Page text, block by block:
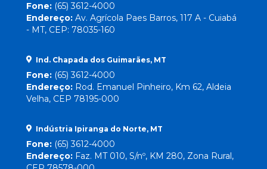
Fone: (65) 3612-4000
Endereço: Av. Agrícola Paes Barros, 117 A - Cuiabá
- MT, CEP: 78035-160
Ind. Chapada dos Guimarães, MT
Fone: (65) 3612-4000
Endereço: Rod. Emanuel Pinheiro, Km 62, Aldeia
Velha, CEP 78195-000
Indústria Ipiranga do Norte, MT
Fone: (65) 3612-4000
Endereço: Faz. MT 010, S/nº, KM 280, Zona Rural,